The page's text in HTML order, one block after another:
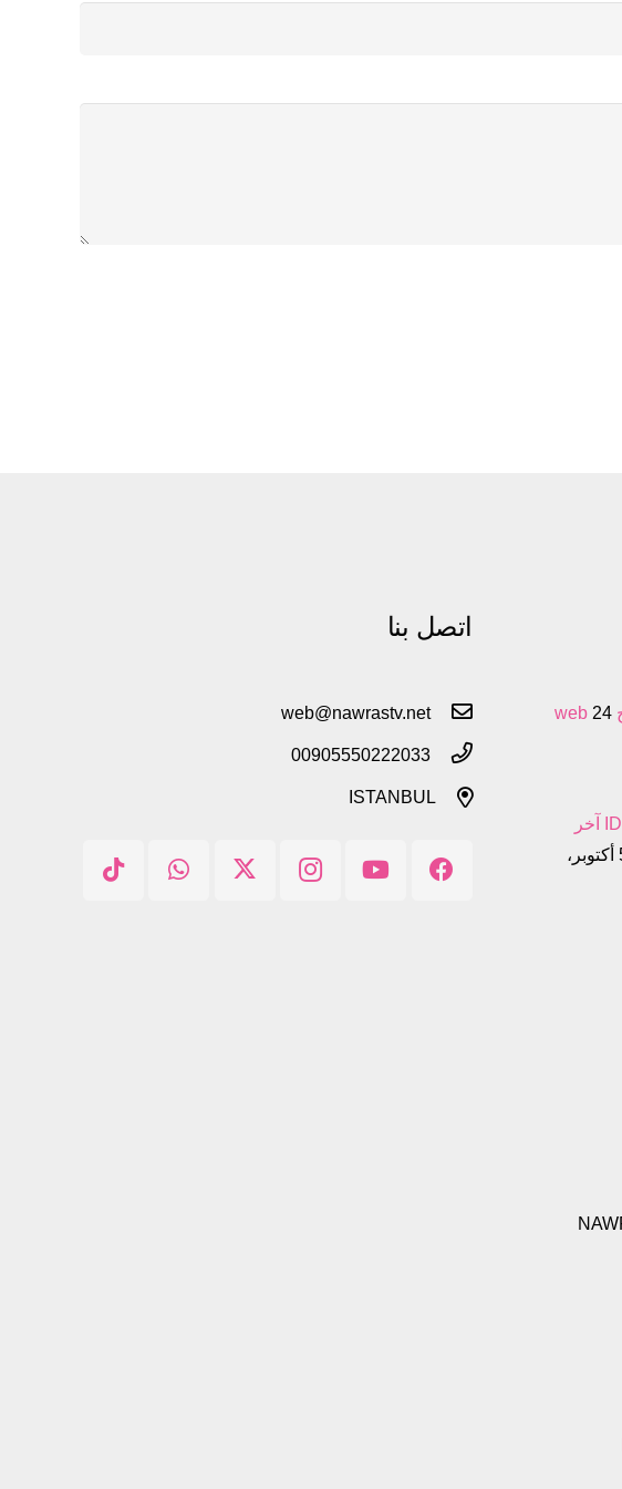
24
تحميل برنامج داونلود مانجر IDM 6.42.22 آخر
5 أكتوبر،
اتصل بنا
web@nawrastv.net
00905550222033
ISTANBUL